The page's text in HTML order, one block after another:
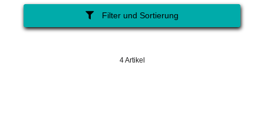
Filter und Sortierung
4 Artikel